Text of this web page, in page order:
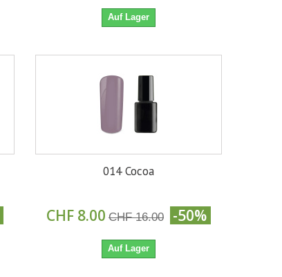
Auf Lager
014 Cocoa
CHF 8.00 CHF 16.00 -50%
Auf Lager